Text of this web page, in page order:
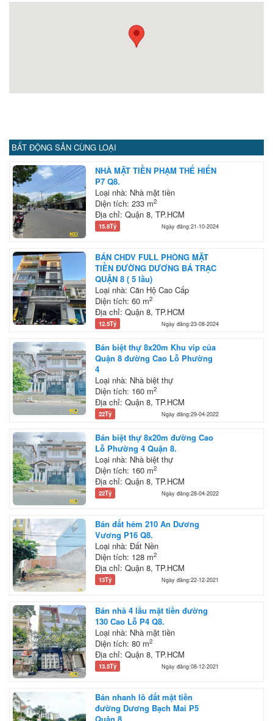
BẤT ĐỘNG SẢN CÙNG LOẠI
NHÀ MẶT TIỀN PHẠM THẾ HIỂN
P7 Q8.
Loại nhà: Nhà mặt tiền
Diện tích: 233 m2
Địa chỉ: Quận 8, TP.HCM
15.8Tỷ Ngày đăng:21-10-2024
BÁN CHDV FULL PHÒNG MẶT
TIỀN ĐƯỜNG DƯƠNG BÁ TRẠC
QUẬN 8 ( 5 lầu)
Loại nhà: Căn Hộ Cao Cấp
Diện tích: 60 m2
Địa chỉ: Quận 8, TP.HCM
12.5Tỷ Ngày đăng:23-08-2024
Bán biệt thự 8x20m Khu vip của
Quận 8 đường Cao Lỗ Phường
4
Loại nhà: Nhà biệt thự
Diện tích: 160 m2
Địa chỉ: Quận 8, TP.HCM
22Tỷ Ngày đăng:29-04-2022
Bán biệt thự 8x20m đường Cao
Lỗ Phường 4 Quận 8.
Loại nhà: Nhà biệt thự
Diện tích: 160 m2
Địa chỉ: Quận 8, TP.HCM
22Tỷ Ngày đăng:28-04-2022
Bán đất hẻm 210 An Dương
Vương P16 Q8.
Loại nhà: Đất Nền
Diện tích: 128 m2
Địa chỉ: Quận 8, TP.HCM
13Tỷ Ngày đăng:22-12-2021
Bán nhà 4 lầu mặt tiền đường
130 Cao Lỗ P4 Q8.
Loại nhà: Nhà mặt tiền
Diện tích: 80 m2
Địa chỉ: Quận 8, TP.HCM
13.5Tỷ Ngày đăng:08-12-2021
Bán nhanh lô đất mặt tiền
đường Dương Bạch Mai P5
Quận 8